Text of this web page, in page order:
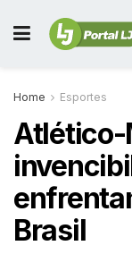
Home Esportes
Atlético-
Brasil